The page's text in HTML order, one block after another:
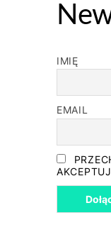
IMIĘ
EMAIL